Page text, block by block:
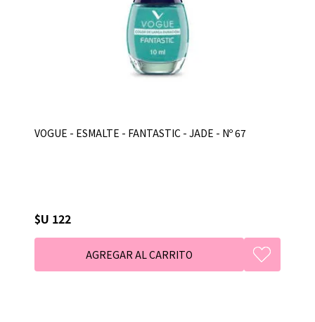
VOGUE - ESMALTE - FANTASTIC - JADE - Nº 67
$U 122